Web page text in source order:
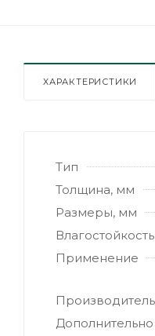
ХАРАКТЕРИСТИКИ
Тип
Толщина, мм
Размеры, мм
Влагостойкость
Применение
Производитель
Дополнительно